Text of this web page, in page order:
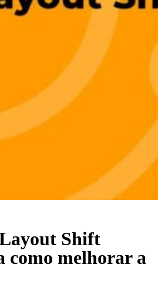
Shift
como melhorar a